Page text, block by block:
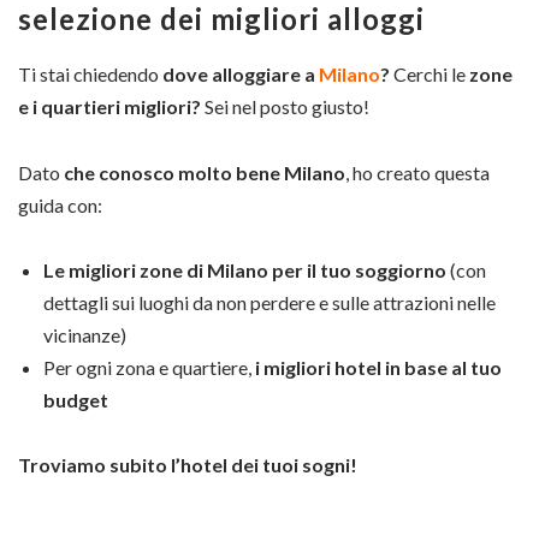
selezione dei migliori alloggi
Ti stai chiedendo dove alloggiare a Milano? Cerchi le zone
e i quartieri migliori? Sei nel posto giusto!
Dato che conosco molto bene Milano , ho creato questa
guida con:
Le migliori zone di Milano per il tuo soggiorno (con
dettagli sui luoghi da non perdere e sulle attrazioni nelle
vicinanze)
Per ogni zona e quartiere, i migliori hotel in base al tuo
budget
Troviamo subito l’hotel dei tuoi sogni!